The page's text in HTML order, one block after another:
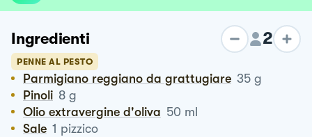
Ingredienti 2
PENNE AL PESTO
Parmigiano reggiano da grattugiare 35 g
Pinoli 8 g
Olio extravergine d'oliva 50 ml
Sale 1 pizzico